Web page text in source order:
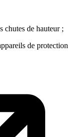
chutes de hauteur ;
de protection